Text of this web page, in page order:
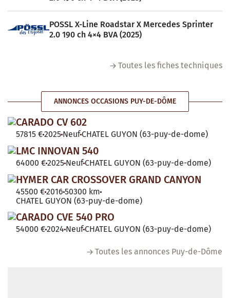
POSSL X-Line Roadstar X Mercedes Sprinter
2.0 190 ch 4×4 BVA (2025)
Toutes les fiches techniques
ANNONCES OCCASIONS PUY-DE-DÔME
CARADO CV 602
57815 €2025 Neuf CHATEL GUYON (63-puy-de-dome)
LMC INNOVAN 540
64000 €2025 Neuf CHATEL GUYON (63-puy-de-dome)
HYMER CAR CROSSOVER GRAND CANYON
45500 €2016 50300 km
CHATEL GUYON (63-puy-de-dome)
CARADO CVE 540 PRO
54000 €2024 Neuf CHATEL GUYON (63-puy-de-dome)
Toutes les annonces Puy-de-Dôme